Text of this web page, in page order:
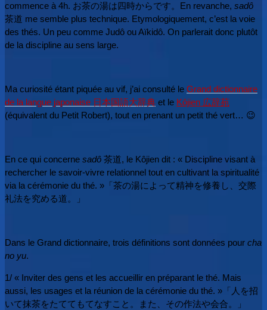
commence à 4h. お茶の湯は四時からです。 En revanche, sadô
茶道 me semble plus technique. Etymologiquement, c’est la voie
des thés. Un peu comme Judô ou Aïkidô. On parlerait donc plutôt
de la discipline au sens large.
Ma curiosité étant piquée au vif, j’ai consulté le Grand dictionnaire
de la langue japonaise 日本国語大辞典 et le Kôjien 広辞苑
(équivalent du Petit Robert), tout en prenant un petit thé vert… 😉
En ce qui concerne sadô 茶道, le Kôjien dit : « Discipline visant à
rechercher le savoir-vivre relationnel tout en cultivant la spiritualité
via la cérémonie du thé. » 「茶の湯によって精神を修養し、交際
礼法を究める道。」
Dans le Grand dictionnaire, trois définitions sont données pour cha
no yu.
1/ « Inviter des gens et les accueillir en préparant le thé. Mais
aussi, les usages et la réunion de la cérémonie du thé. » 「人を招
いて抹茶をたててもてなすこと。また、その作法や会合。」